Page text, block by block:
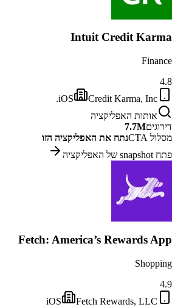
Intuit Credit Karma
Finance
4.8
iOS
Credit Karma, Inc.
אותות האפליקציה
דירוגים7.7M
מסלול CTA
נתח את האפליקציה הזו
פתח snapshot של האפליקציה
Fetch: America’s Rewards App
Shopping
4.9
iOS
Fetch Rewards, LLC